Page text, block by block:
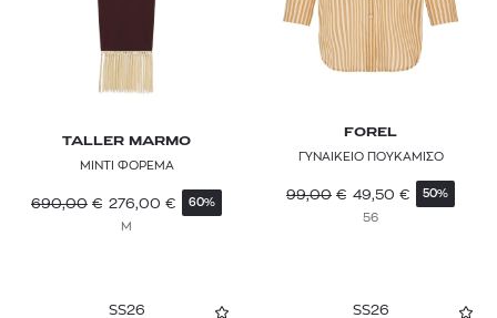
TALLER MARMO
ΜΙΝΤΙ ΦΟΡΕΜΑ
690,00 € 276,00 € 60%
M
FOREL
ΓΥΝΑΙΚΕΙΟ ΠΟΥΚΑΜΙΣΟ
99,00 € 49,50 € 50%
56
SS26 SS26